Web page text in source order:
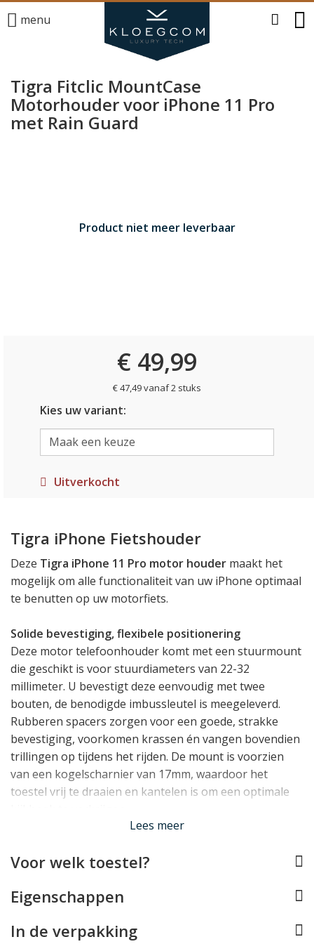
menu
Tigra Fitclic MountCase
Motorhouder voor iPhone 11 Pro
met Rain Guard
Product niet meer leverbaar
€ 49,99
€ 47,49 vanaf 2 stuks
Kies uw variant:
Uitverkocht
Tigra iPhone Fietshouder
Deze Tigra iPhone 11 Pro motor houder maakt het
mogelijk om alle functionaliteit van uw iPhone optimaal
te benutten op uw motorfiets.
Solide bevestiging, flexibele positionering
Deze motor telefoonhouder komt met een stuurmount
die geschikt is voor stuurdiameters van 22-32
millimeter. U bevestigt deze eenvoudig met twee
bouten, de benodigde imbussleutel is meegeleverd.
Rubberen spacers zorgen voor een goede, strakke
bevestiging, voorkomen krassen én vangen bovendien
trillingen op tijdens het rijden. De mount is voorzien
van een kogelscharnier van 17mm, waardoor het
toestel vrij te draaien en kantelen is om een optimale
Deze Tigra motormount komt vervolgens met een
bevestigingspunt achterop. Deze case is met een
Uw iPhone zit dus letterlijk in een handomdraai vast!
Lees meer
Voor welk toestel?
Eigenschappen
In de verpakking